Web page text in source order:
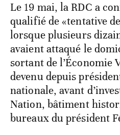
Le 19 mai, la RDC a
qualifié de «tentative
lorsque plusieurs
avaient attaqué le
sortant de l’Économie
devenu depuis
nationale, avant
Nation, bâtiment
bureaux du président